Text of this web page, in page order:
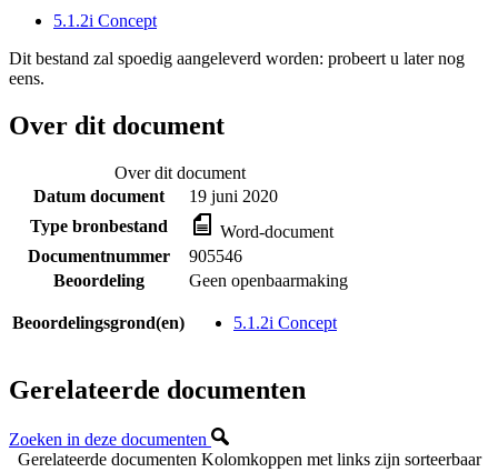
5.1.2i Concept
Dit bestand zal spoedig aangeleverd worden: probeert u later nog
eens.
Over dit document
Over dit document
Datum document
19 juni 2020
Type bronbestand
Word-document
Documentnummer
905546
Beoordeling
Geen openbaarmaking
Beoordelingsgrond(en) 5.1.2i Concept
Gerelateerde documenten
Zoeken in deze documenten
Gerelateerde documenten Kolomkoppen met links zijn sorteerbaar